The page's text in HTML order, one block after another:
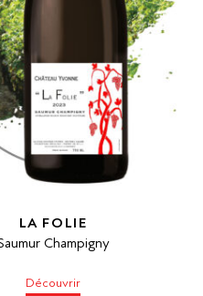
LA FOLIE
Champigny
Découvrir